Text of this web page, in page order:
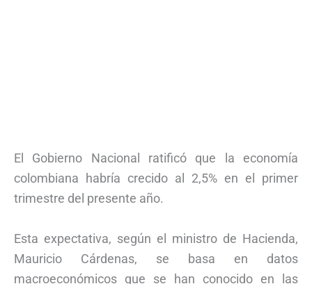
El Gobierno Nacional ratificó que la economía
colombiana habría crecido al 2,5% en el primer
trimestre del presente año.
Esta expectativa, según el ministro de Hacienda,
Mauricio Cárdenas, se basa en datos
macroeconómicos que se han conocido en las